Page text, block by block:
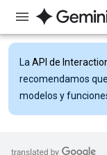
La API de
recomendamos
modelos y